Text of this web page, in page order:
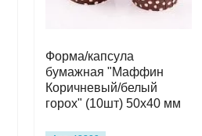
Форма/капсула
бумажная "Маффин
Коричневый/белый
горох" (10шт) 50х40 мм